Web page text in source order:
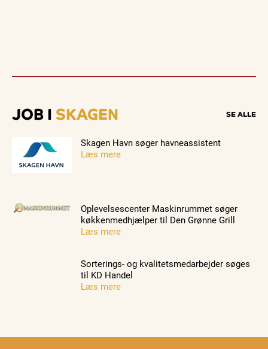
JOB I SKAGEN SE ALLE
Skagen Havn søger havneassistent
Læs mere
Oplevelsescenter Maskinrummet søger
køkkenmedhjælper til Den Grønne Grill
Læs mere
Sorterings- og kvalitetsmedarbejder søges
til KD Handel
Læs mere